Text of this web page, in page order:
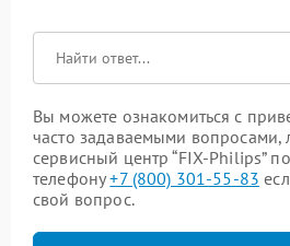
Вы можете ознакомиться с
часто задаваемыми вопросами,
сервисный центр “FIX-Philips”
телефону+7 (800) 301-55-83
свой вопрос.